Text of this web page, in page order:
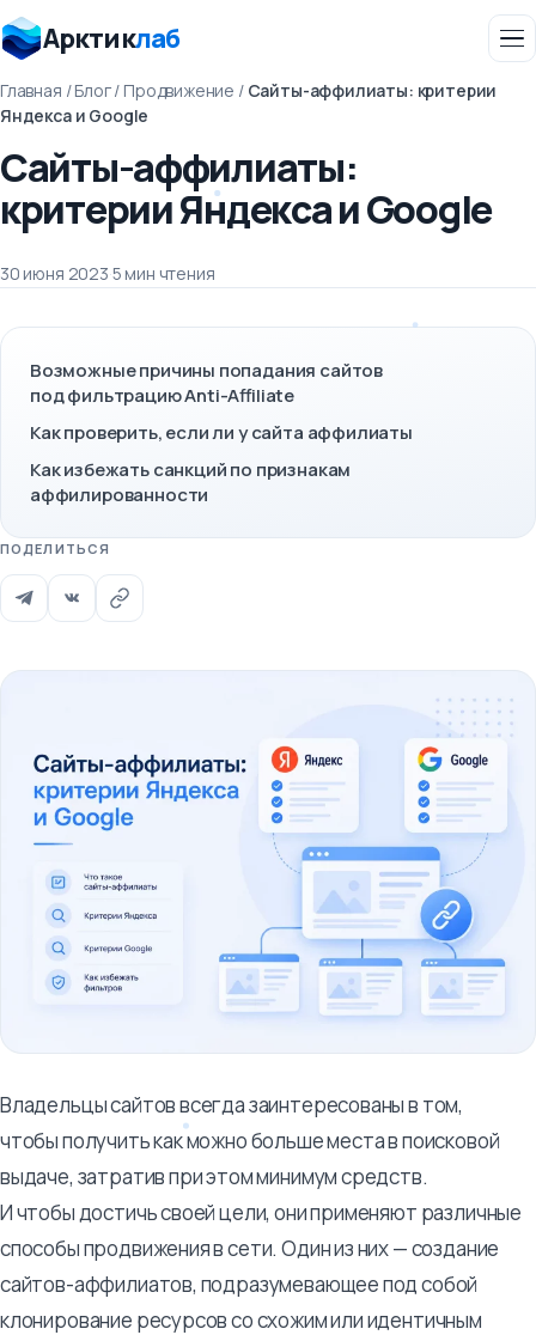
Арктиклаб
Главная /Блог/ Продвижение / Сайты-аффилиаты: критерии
Яндекса и Google
Сайты-аффилиаты:
критерии Яндекса и Google
30 июня 2023·5 мин чтения
Возможные причины попадания сайтов
под фильтрацию Anti-Affiliate
Как проверить, если ли у сайта аффилиаты
Как избежать санкций по признакам
аффилированности
ПОДЕЛИТЬСЯ
Владельцы сайтов всегда заинтересованы в том,
чтобы получить как можно больше места в поисковой
выдаче, затратив при этом минимум средств.
И чтобы достичь своей цели, они применяют различные
способы продвижения в сети. Один из них — создание
сайтов-аффилиатов, подразумевающее под собой
клонирование ресурсов со схожим или идентичным